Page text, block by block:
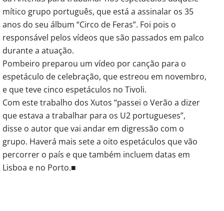
mítico grupo português, que está a assinalar os 35
anos do seu álbum “Circo de Feras”. Foi pois o
responsável pelos vídeos que são passados em palco
durante a atuação.
Pombeiro preparou um vídeo por canção para o
espetáculo de celebração, que estreou em novembro,
e que teve cinco espetáculos no Tivoli.
Com este trabalho dos Xutos “passei o Verão a dizer
que estava a trabalhar para os U2 portugueses”,
disse o autor que vai andar em digressão com o
grupo. Haverá mais sete a oito espetáculos que vão
percorrer o país e que também incluem datas em
Lisboa e no Porto.■